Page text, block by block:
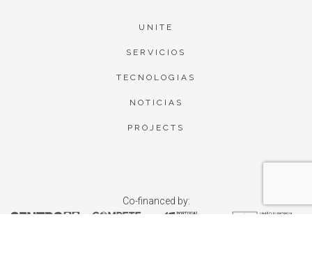
UNITE
SERVICIOS
TECNOLOGIAS
NOTICIAS
PROJECTS
Co-financed by: